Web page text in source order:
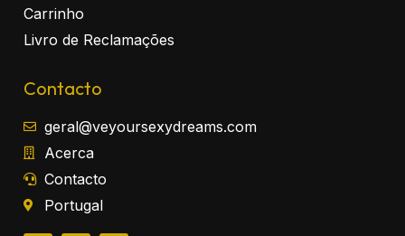
Carrinho
Livro de Reclamações
Contacto
geral@veyoursexydreams.com
Acerca
Contacto
Portugal